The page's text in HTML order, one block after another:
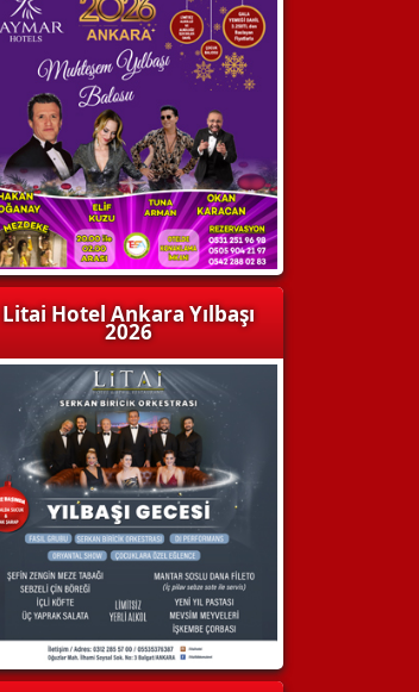
Litai Hotel Ankara Yılbaşı
2026